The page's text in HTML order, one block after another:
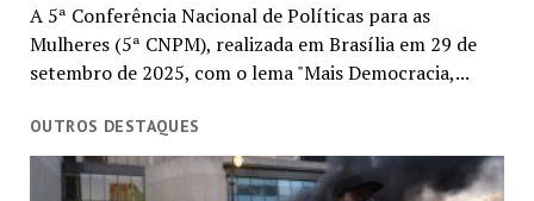
A 5ª Conferência Nacional de Políticas para as
Mulheres (5ª CNPM), realizada em Brasília em 29 de
setembro de 2025, com o lema "Mais Democracia,...
OUTROS DESTAQUES